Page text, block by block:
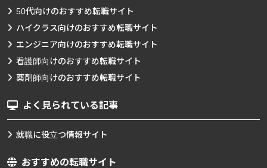
50代向けのおすすめ転職サイト
ハイクラス向けのおすすめ転職サイト
エンジニア向けのおすすめ転職サイト
看護師向けのおすすめ転職サイト
薬剤師向けのおすすめ転職サイト
よく見られている記事
就職に役立つ情報サイト
おすすめの転職サイト